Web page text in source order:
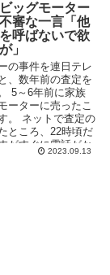
ッグモーター
審な一言「他
呼ばないで欲
」
の事件を連日テレ
、数年前の査定を
5～6年前に家族
ーターに売ったこ
。 ネットで査定の
ところ、22時頃だ
がすぐに電話がか
2023.09.13